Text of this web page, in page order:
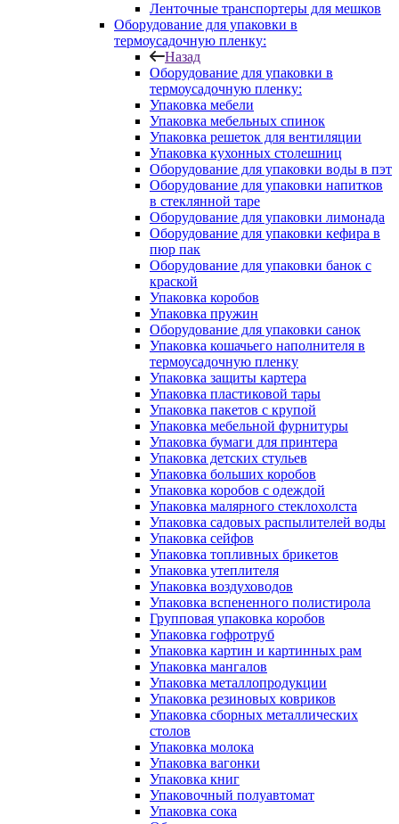
Ленточные транспортеры для мешков
Оборудование для упаковки в
термоусадочную пленку:
Назад
Оборудование для упаковки в
термоусадочную пленку:
Упаковка мебели
Упаковка мебельных спинок
Упаковка решеток для вентиляции
Упаковка кухонных столешниц
Оборудование для упаковки воды в пэт
Оборудование для упаковки напитков
в стеклянной таре
Оборудование для упаковки лимонада
Оборудование для упаковки кефира в
пюр пак
Оборудование для упаковки банок с
краской
Упаковка коробов
Упаковка пружин
Оборудование для упаковки санок
Упаковка кошачьего наполнителя в
термоусадочную пленку
Упаковка защиты картера
Упаковка пластиковой тары
Упаковка пакетов с крупой
Упаковка мебельной фурнитуры
Упаковка бумаги для принтера
Упаковка детских стульев
Упаковка больших коробов
Упаковка коробов с одеждой
Упаковка малярного стеклохолста
Упаковка садовых распылителей воды
Упаковка сейфов
Упаковка топливных брикетов
Упаковка утеплителя
Упаковка воздуховодов
Упаковка вспененного полистирола
Групповая упаковка коробов
Упаковка гофротруб
Упаковка картин и картинных рам
Упаковка мангалов
Упаковка металлопродукции
Упаковка резиновых ковриков
Упаковка сборных металлических
столов
Упаковка молока
Упаковка вагонки
Упаковка книг
Упаковочный полуавтомат
Упаковка сока